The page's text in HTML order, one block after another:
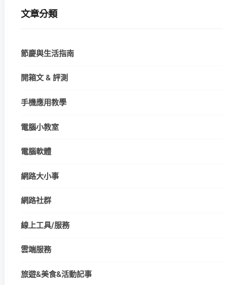
文章分類
節慶與生活指南
開箱文 & 評測
手機應用教學
電腦小教室
電腦軟體
網路大小事
網路社群
線上工具/服務
雲端服務
旅遊&美食&活動記事